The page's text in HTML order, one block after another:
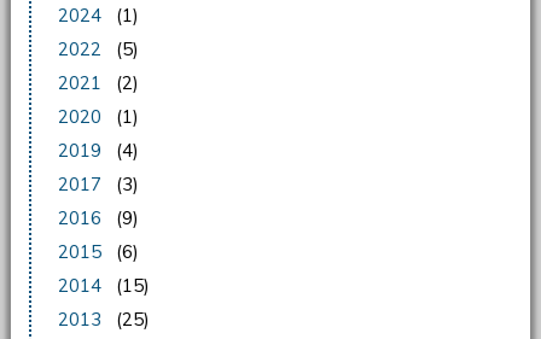
2024
(1)
2022
(5)
2021
(2)
2020
(1)
2019
(4)
2017
(3)
2016
(9)
2015
(6)
2014
(15)
2013
(25)